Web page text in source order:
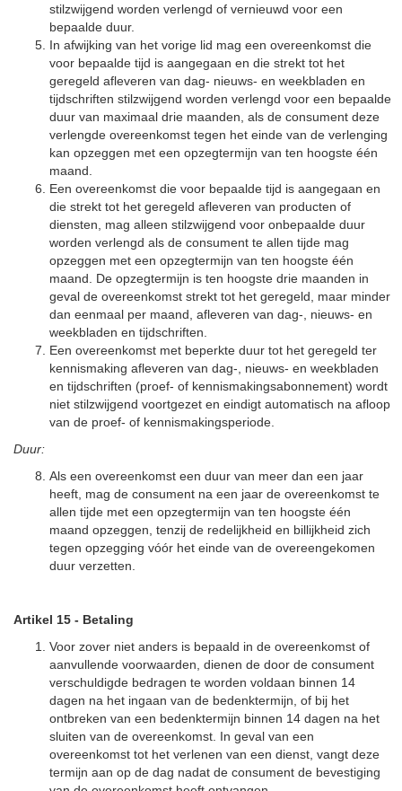
stilzwijgend worden verlengd of vernieuwd voor een
bepaalde duur.
In afwijking van het vorige lid mag een overeenkomst die
voor bepaalde tijd is aangegaan en die strekt tot het
geregeld afleveren van dag- nieuws- en weekbladen en
tijdschriften stilzwijgend worden verlengd voor een bepaalde
duur van maximaal drie maanden, als de consument deze
verlengde overeenkomst tegen het einde van de verlenging
kan opzeggen met een opzegtermijn van ten hoogste één
maand.
Een overeenkomst die voor bepaalde tijd is aangegaan en
die strekt tot het geregeld afleveren van producten of
diensten, mag alleen stilzwijgend voor onbepaalde duur
worden verlengd als de consument te allen tijde mag
opzeggen met een opzegtermijn van ten hoogste één
maand. De opzegtermijn is ten hoogste drie maanden in
geval de overeenkomst strekt tot het geregeld, maar minder
dan eenmaal per maand, afleveren van dag-, nieuws- en
weekbladen en tijdschriften.
Een overeenkomst met beperkte duur tot het geregeld ter
kennismaking afleveren van dag-, nieuws- en weekbladen
en tijdschriften (proef- of kennismakingsabonnement) wordt
niet stilzwijgend voortgezet en eindigt automatisch na afloop
van de proef- of kennismakingsperiode.
Duur:
Als een overeenkomst een duur van meer dan een jaar
heeft, mag de consument na een jaar de overeenkomst te
allen tijde met een opzegtermijn van ten hoogste één
maand opzeggen, tenzij de redelijkheid en billijkheid zich
tegen opzegging vóór het einde van de overeengekomen
duur verzetten.
Artikel 15 - Betaling
Voor zover niet anders is bepaald in de overeenkomst of
aanvullende voorwaarden, dienen de door de consument
verschuldigde bedragen te worden voldaan binnen 14
dagen na het ingaan van de bedenktermijn, of bij het
ontbreken van een bedenktermijn binnen 14 dagen na het
sluiten van de overeenkomst. In geval van een
overeenkomst tot het verlenen van een dienst, vangt deze
termijn aan op de dag nadat de consument de bevestiging